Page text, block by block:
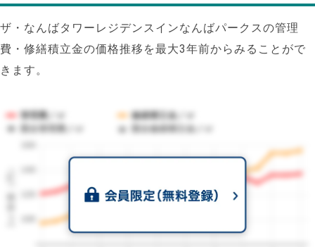
ザ・なんばタワーレジデンスインなんばパークスの管理
費・修繕積立金の価格推移を最大3年前からみることがで
きます。
1㎡単価（円）
管理費／㎡
修繕積立金／㎡